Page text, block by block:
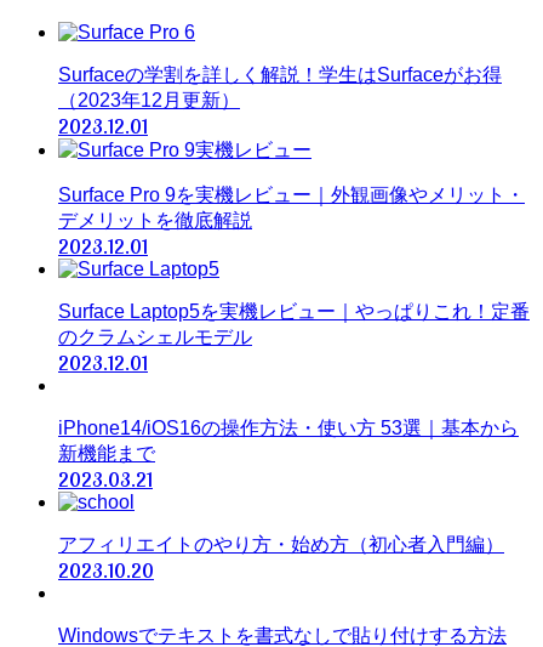
Surfaceの学割を詳しく解説！学生はSurfaceがお得
（2023年12月更新）
2023.12.01
Surface Pro 9を実機レビュー｜外観画像やメリット・
デメリットを徹底解説
2023.12.01
Surface Laptop5を実機レビュー｜やっぱりこれ！定番
のクラムシェルモデル
2023.12.01
iPhone14/iOS16の操作方法・使い方 53選｜基本から
新機能まで
2023.03.21
アフィリエイトのやり方・始め方（初心者入門編）
2023.10.20
Windowsでテキストを書式なしで貼り付けする方法